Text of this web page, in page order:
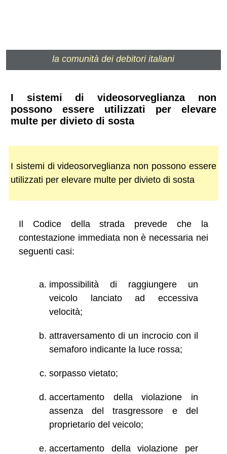
la comunità dei debitori italiani
I sistemi di videosorveglianza non
possono essere utilizzati per elevare
multe per divieto di sosta
I sistemi di videosorveglianza non possono essere
utilizzati per elevare multe per divieto di sosta
Il Codice della strada prevede che la
contestazione immediata non è necessaria nei
seguenti casi:
impossibilità di raggiungere un
veicolo lanciato ad eccessiva
velocità;
attraversamento di un incrocio con il
semaforo indicante la luce rossa;
sorpasso vietato;
accertamento della violazione in
assenza del trasgressore e del
proprietario del veicolo;
accertamento della violazione per